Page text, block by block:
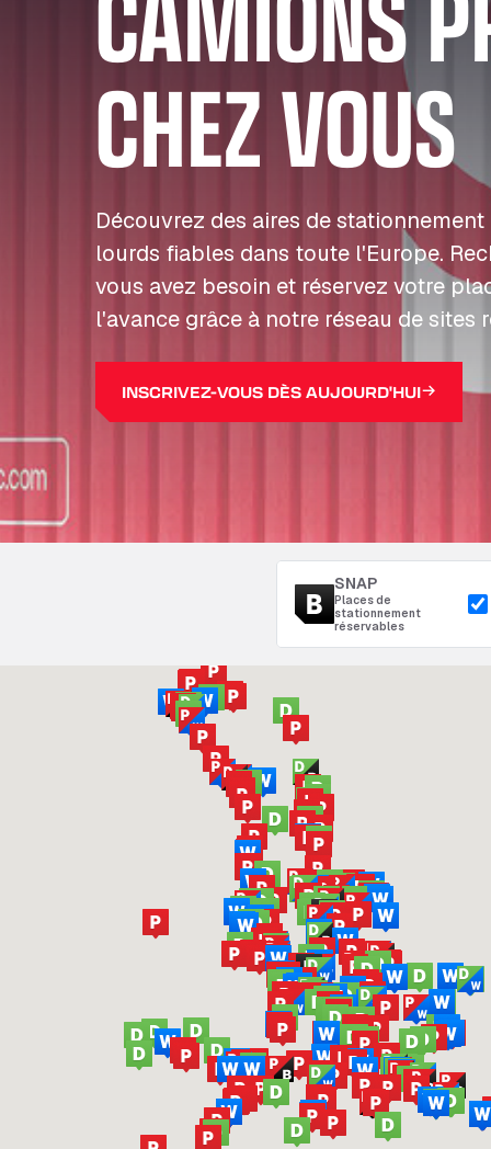
CHEZ VOUS
Découvrez des aires de
lourds fiables dans toute l'Europe.
vous avez besoin et réservez votre
l'avance grâce à notre réseau de sites
INSCRIVEZ-VOUS DÈS AUJOURD'HUI
SNAP
Places de
stationnement
réservables